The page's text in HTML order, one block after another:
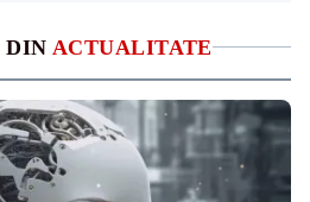
DIN ACTUALITATE